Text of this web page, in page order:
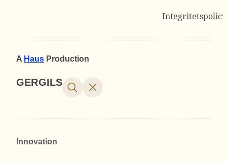
Integritetspolicy
A Haus Production
GERGILS
Innovation